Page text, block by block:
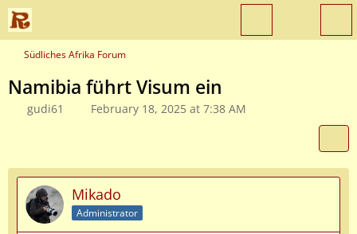
Südliches Afrika Forum
Namibia führt Visum ein
gudi61 February 18, 2025 at 7:38 AM
Mikado
Administrator